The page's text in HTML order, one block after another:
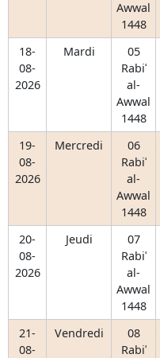
Awwal
1448
18-
08-
2026
Mardi
05
Rabiʿ
al-
Awwal
1448
19-
08-
2026
Mercredi
06
Rabiʿ
al-
Awwal
1448
20-
08-
2026
Jeudi
07
Rabiʿ
al-
Awwal
1448
21-
08-
Vendredi
08
Rabiʿ